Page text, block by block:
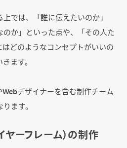
では、「誰に伝えたいのか」
のか」といった点や、「その人た
どのようなコンセプトがいいの
ます。
デザイナーを含む制作チーム
ます。
ヤーフレーム）の制作